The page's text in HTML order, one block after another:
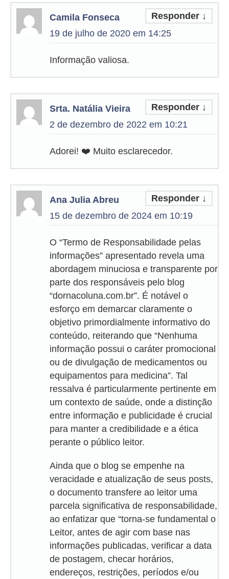
Camila Fonseca
19 de julho de 2020 em 14:25
Responder ↓
Informação valiosa.
Srta. Natália Vieira
2 de dezembro de 2022 em 10:21
Responder ↓
Adorei! ❤️ Muito esclarecedor.
Ana Julia Abreu
15 de dezembro de 2024 em 10:19
Responder ↓
O “Termo de Responsabilidade pelas
informações” apresentado revela uma
abordagem minuciosa e transparente por
parte dos responsáveis pelo blog
“dornacoluna.com.br”. É notável o
esforço em demarcar claramente o
objetivo primordialmente informativo do
conteúdo, reiterando que “Nenhuma
informação possui o caráter promocional
ou de divulgação de medicamentos ou
equipamentos para medicina”. Tal
ressalva é particularmente pertinente em
um contexto de saúde, onde a distinção
entre informação e publicidade é crucial
para manter a credibilidade e a ética
perante o público leitor.
Ainda que o blog se empenhe na
veracidade e atualização de seus posts,
o documento transfere ao leitor uma
parcela significativa de responsabilidade,
ao enfatizar que “torna-se fundamental o
Leitor, antes de agir com base nas
informações publicadas, verificar a data
de postagem, checar horários,
endereços, restrições, períodos e/ou